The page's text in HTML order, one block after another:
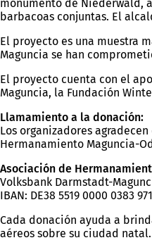
monumento de Niederwald,
barbacoas conjuntas. El
El proyecto es una muestra
Maguncia se han
El proyecto cuenta con el
Maguncia, la Fundación
Llamamiento a la donación:
Los organizadores
Hermanamiento Maguncia-
Asociación de
Volksbank Darmstadt-
IBAN: DE38 5519 0000 0383
Cada donación ayuda a
aéreos sobre su ciudad natal.